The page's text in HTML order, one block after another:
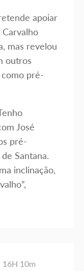
apoiar
mas revelou
outros
pré-
José
pré-
Santana.
inclinação,
16H 10m